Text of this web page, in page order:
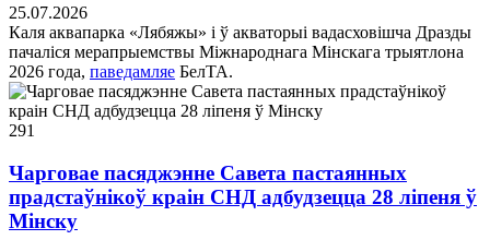
25.07.2026
Каля аквапарка «Лябяжы» і ў акваторыі вадасховішча Дразды
пачаліся мерапрыемствы Міжнароднага Мінскага трыятлона
2026 года, паведамляе БелТА.
291
Чарговае пасяджэнне Савета пастаянных
прадстаўнікоў краін СНД адбудзецца 28 ліпеня ў
Мінску